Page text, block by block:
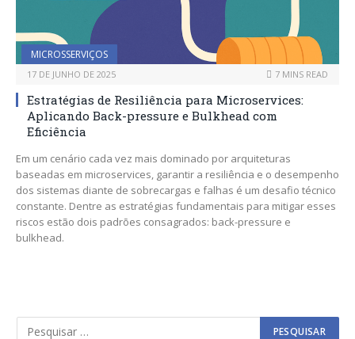
MICROSSERVIÇOS
17 DE JUNHO DE 2025 7 MINS READ
Estratégias de Resiliência para Microservices:
Aplicando Back-pressure e Bulkhead com
Eficiência
Em um cenário cada vez mais dominado por arquiteturas
baseadas em microservices, garantir a resiliência e o desempenho
dos sistemas diante de sobrecargas e falhas é um desafio técnico
constante. Dentre as estratégias fundamentais para mitigar esses
riscos estão dois padrões consagrados: back-pressure e
bulkhead.